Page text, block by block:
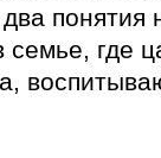
семье, где